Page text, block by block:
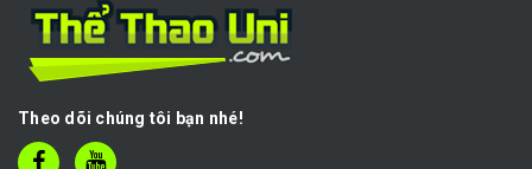
Theo dõi chúng tôi bạn nhé!